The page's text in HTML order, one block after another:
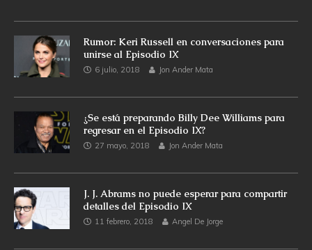
Rumor: Keri Russell en conversaciones para
unirse al Episodio IX
6 julio, 2018 Jon Ander Mata
¿Se está preparando Billy Dee Williams para
regresar en el Episodio IX?
27 mayo, 2018 Jon Ander Mata
J. J. Abrams no puede esperar para compartir
detalles del Episodio IX
11 febrero, 2018 Angel De Jorge